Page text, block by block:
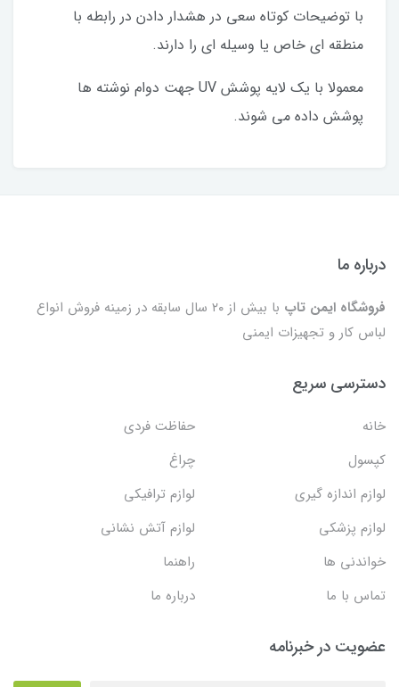
با توضیحات کوتاه سعی در هشدار دادن در رابطه با
منطقه ای خاص یا وسیله ای را دارند.
معمولا با یک لایه پوشش UV جهت دوام نوشته ها
پوشش داده می شوند.
درباره ما
فروشگاه ایمن تاپ
با بیش از ۲۰ سال سابقه در زمینه فروش انواع
لباس کار و تجهیزات ایمنی
دسترسی سریع
خانه
حفاظت فردی
کپسول
چراغ
لوازم اندازه گیری
لوازم ترافیکی
لوازم پزشکی
لوازم آتش نشانی
خواندنی ها
راهنما
تماس با ما
درباره ما
عضویت در خبرنامه